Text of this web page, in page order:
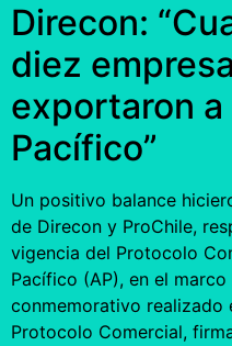
Direcon:
diez
exportaron a
Pacífico”
Un positivo balance
de Direcon y ProChile,
vigencia del Protocolo
Pacífico (AP), en el
conmemorativo realizado
Protocolo Comercial,